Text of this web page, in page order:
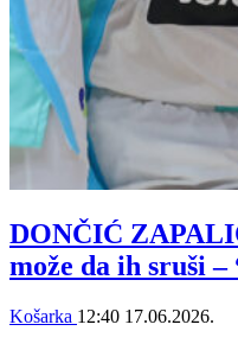
DONČIĆ
može da ih sruši
Košarka 12:40 17.06.2026.